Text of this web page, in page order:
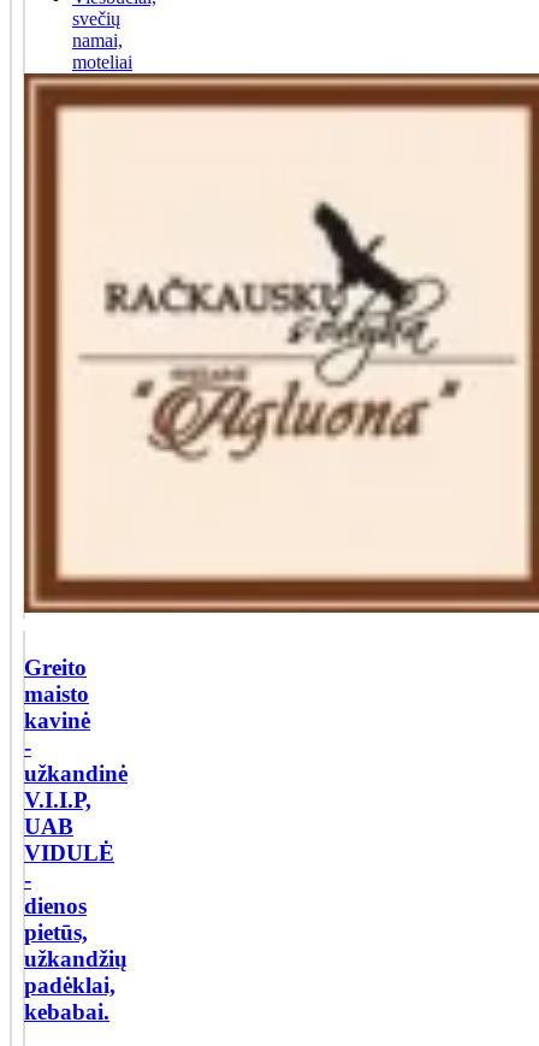
svečių
namai,
moteliai
Greito
maisto
kavinė
-
užkandinė
V.I.I.P,
UAB
VIDULĖ
-
dienos
pietūs,
užkandžių
padėklai,
kebabai.